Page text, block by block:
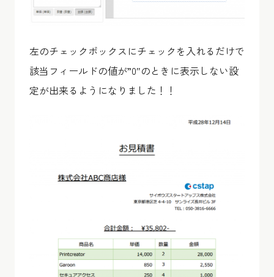
左のチェックボックスにチェックを入れるだけで
該当フィールドの値が”0″のときに表示しない設
定が出来るようになりました！！